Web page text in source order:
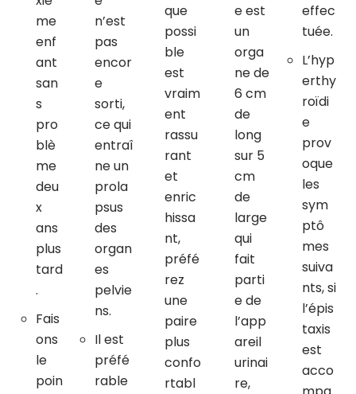
me
enf
ant
san
s
pro
blè
me
deu
x
ans
plus
tard
.
Fais
ons
le
poin
n’est
pas
encor
e
sorti,
ce qui
entraî
ne un
prola
psus
des
organ
es
pelvie
ns.
Il est
préfé
rable
que
possi
ble
est
vraim
ent
rassu
rant
et
enric
hissa
nt,
préfé
rez
une
paire
plus
confo
rtabl
e est
un
orga
ne de
6 cm
de
long
sur 5
cm
de
large
qui
fait
parti
e de
l’app
areil
urinai
re,
effec
tuée.
L’hyp
erthy
roïdi
e
prov
oque
les
sym
ptô
mes
suiva
nts, si
l’épis
taxis
est
acco